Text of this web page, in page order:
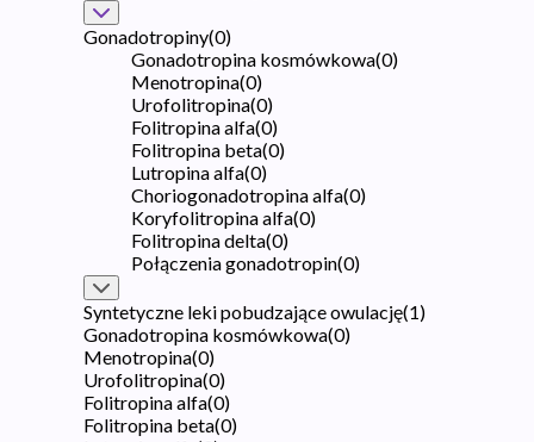
Gonadotropiny(0)
Gonadotropina kosmówkowa(0)
Menotropina(0)
Urofolitropina(0)
Folitropina alfa(0)
Folitropina beta(0)
Lutropina alfa(0)
Choriogonadotropina alfa(0)
Koryfolitropina alfa(0)
Folitropina delta(0)
Połączenia gonadotropin(0)
Syntetyczne leki pobudzające owulację(1)
Gonadotropina kosmówkowa(0)
Menotropina(0)
Urofolitropina(0)
Folitropina alfa(0)
Folitropina beta(0)